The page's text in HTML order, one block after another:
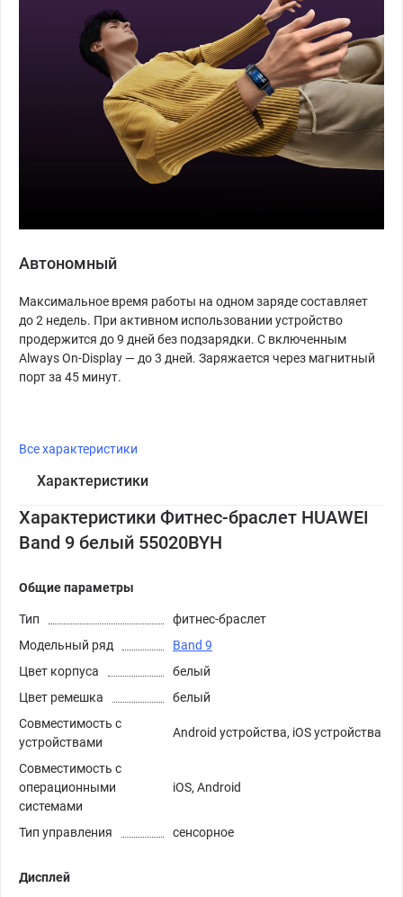
Автономный
Максимальное время работы на одном заряде составляет
до 2 недель. При активном использовании устройство
продержится до 9 дней без подзарядки. С включенным
Always On-Display — до 3 дней. Заряжается через магнитный
порт за 45 минут.
Все характеристики
Характеристики
Характеристики Фитнес-браслет HUAWEI
Band 9 белый 55020BYH
Общие параметры
Тип
фитнес-браслет
Модельный ряд
Band 9
Цвет корпуса
белый
Цвет ремешка
белый
Совместимость с
устройствами
Android устройства, iOS устройства
Совместимость с
операционными
системами
iOS, Android
Тип управления сенсорное
Дисплей